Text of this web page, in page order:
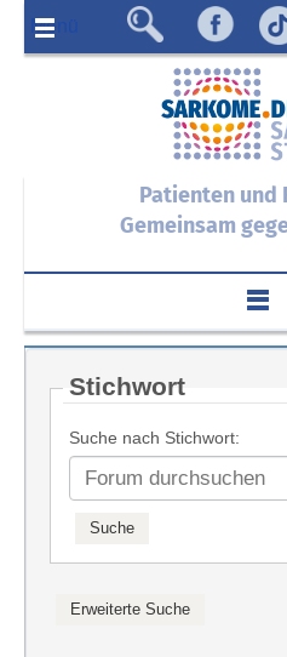
Menü
Patienten und
Gemeinsam
Stichwort
Suche nach Stichwort: